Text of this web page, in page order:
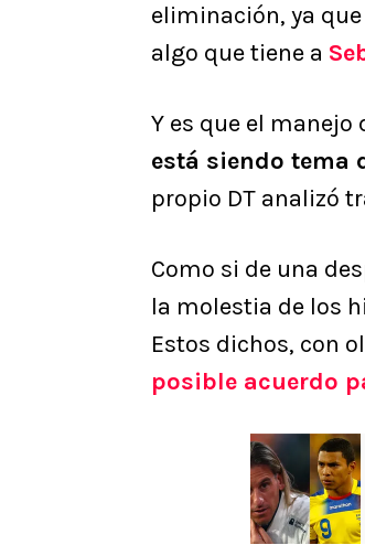
eliminación, ya
algo que tiene a
Y es que el manejo
está siendo tema
propio DT analizó
Como si de una
la molestia de los
Estos dichos, con
posible acuerdo